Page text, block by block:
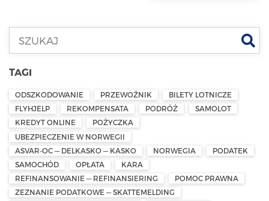
TAGI
ODSZKODOWANIE PRZEWOŹNIK
BILETY LOTNICZE
FLYHJELP
REKOMPENSATA PODRÓŻ
SAMOLOT
KREDYT ONLINE
POŻYCZKA
UBEZPIECZENIE W NORWEGII
ASVAR-OC — DELKASKO — KASKO
NORWEGIA
PODATEK
SAMOCHÓD
OPŁATA
KARA
REFINANSOWANIE — REFINANSIERING
POMOC PRAWNA
ZEZNANIE PODATKOWE — SKATTEMELDING